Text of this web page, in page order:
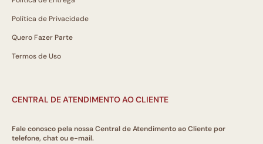
Política de Privacidade
Quero Fazer Parte
Termos de Uso
CENTRAL DE ATENDIMENTO AO CLIENTE
Fale conosco pela nossa Central de Atendimento ao Cliente por
telefone, chat ou e-mail.